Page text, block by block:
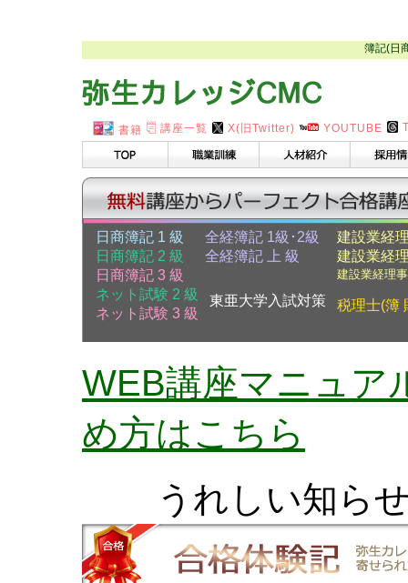
簿記(日
YOUTUBE
X(旧Twitter)
講座一覧
書籍
日商簿記 1 級
日商簿記 2 級
日商簿記 3 級
ネット試験 2 級
ネット試験 3 級
全経簿記 1級･2級
全経簿記 上 級
東亜大学入試対策
建設業経
建設業経
建設業経理
税理士(簿
WEB講座マニュア
め方はこちら
うれしい知ら